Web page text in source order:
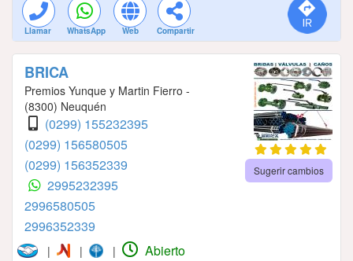
Llamar WhatsApp Web Compartir
BRICA
Premios Yunque y Martin Fierro -
(8300) Neuquén
(0299) 155232395
(0299) 156580505
(0299) 156352339
2995232395
2996580505
2996352339
Sugerir cambios
| | | Abierto